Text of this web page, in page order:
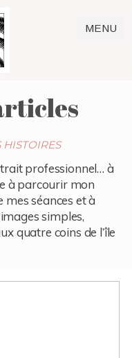
MENU
HISTOIRES
professionnel… à
à parcourir mon
mes séances et à
simples,
quatre coins de l’île